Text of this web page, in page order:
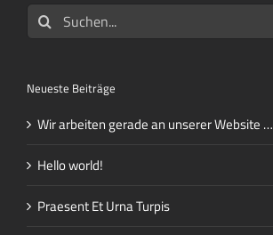
Suche
nach:
Neueste Beiträge
Wir arbeiten gerade an unserer Website …
Hello world!
Praesent Et Urna Turpis